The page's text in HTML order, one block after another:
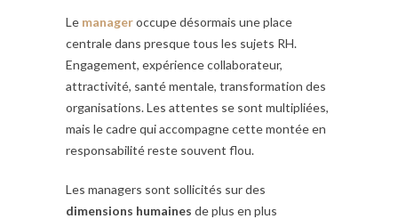
Le manageroccupe désormais une place
centrale dans presque tous les sujets RH.
Engagement, expérience collaborateur,
attractivité, santé mentale, transformation des
organisations. Les attentes se sont multipliées,
mais le cadre qui accompagne cette montée en
responsabilité reste souvent flou.
Les managers sont sollicités sur des
dimensions humaines de plus en plus